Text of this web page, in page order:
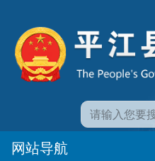
网站导航